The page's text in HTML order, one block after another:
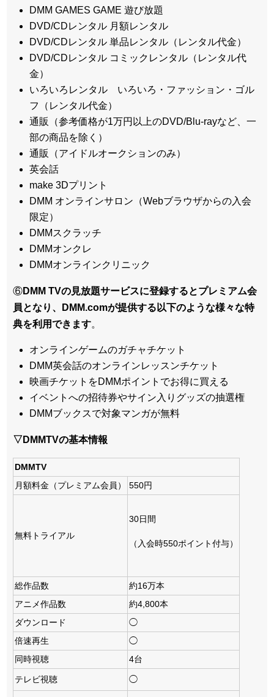
DMM GAMES GAME 遊び放題
DVD/CDレンタル 月額レンタル
DVD/CDレンタル 単品レンタル（レンタル代金）
DVD/CDレンタル コミックレンタル（レンタル代
金）
いろいろレンタル いろいろ・ファッション・ゴル
フ（レンタル代金）
通販（参考価格が1万円以上のDVD/Blu-rayなど、一
部の商品を除く）
通販（アイドルオークションのみ）
英会話
make 3Dプリント
DMM オンラインサロン（Webブラウザからの入会
限定）
DMMスクラッチ
DMMオンクレ
DMMオンラインクリニック
⑥DMM TVの見放題サービスに登録するとプレミアム会
員となり、DMM.comが提供する以下のような様々な特
典を利用できます。
オンラインゲームのガチャチケット
DMM英会話のオンラインレッスンチケット
映画チケットをDMMポイントでお得に買える
イベントへの招待券やサイン入りグッズの抽選権
DMMブックスで対象マンガが無料
▽DMMTVの基本情報
DMMTV
月額料金（プレミアム会員）
550円
無料トライアル
30日間
（入会時550ポイント付与）
総作品数
約16万本
アニメ作品数
約4,800本
ダウンロード
◯
倍速再生
◯
同時視聴
4台
テレビ視聴 ◯